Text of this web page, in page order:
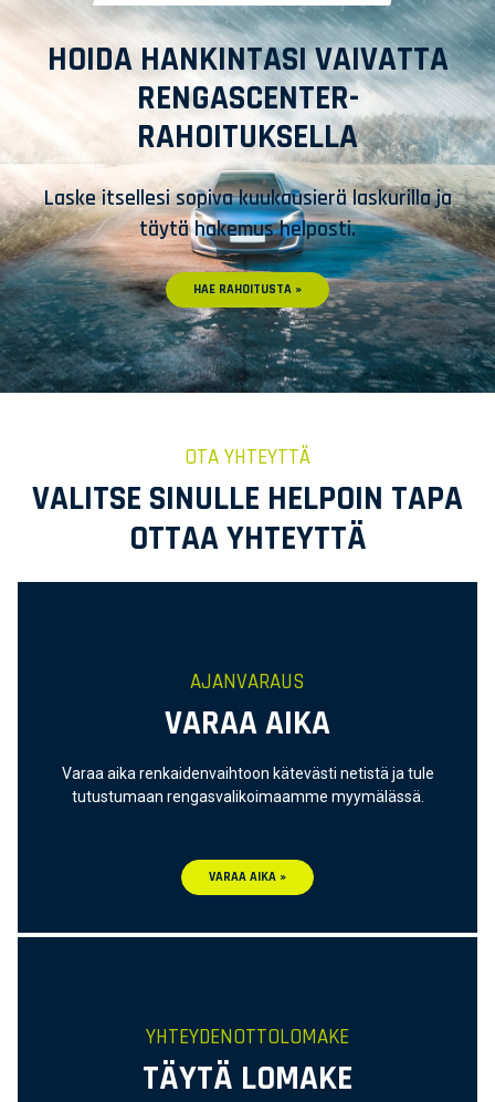
HOIDA HANKINTASI VAIVATTA
RENGASCENTER-
RAHOITUKSELLA
Laske itsellesi sopiva kuukausierä laskurilla ja
täytä hakemus helposti.
HAE RAHOITUSTA »
OTA YHTEYTTÄ
VALITSE SINULLE HELPOIN TAPA
OTTAA YHTEYTTÄ
AJANVARAUS
VARAA AIKA
Varaa aika renkaidenvaihtoon kätevästi netistä ja tule
tutustumaan rengasvalikoimaamme myymälässä.
VARAA AIKA »
YHTEYDENOTTOLOMAKE
TÄYTÄ LOMAKE